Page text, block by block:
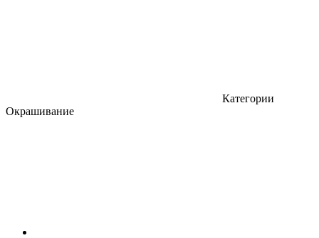
Категории
Окрашивание